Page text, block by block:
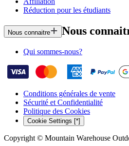
Réduction pour les étudiants
Nous connaitre Nous
Qui sommes-nous?
Conditions générales de vente
Sécurité et Confidentialité
Politique des Cookies
Cookie Settings [*]
Copyright © Mountain Warehouse